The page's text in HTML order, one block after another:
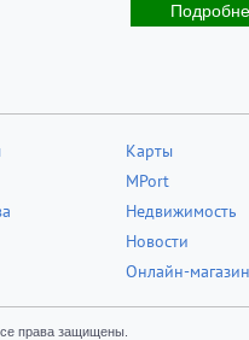
Карты
MPort
Недвижимость
Новости
Онлайн-магазин
права защищены.